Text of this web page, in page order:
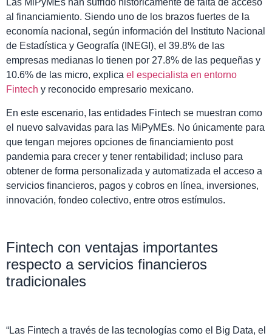
Las MiPyMEs han sufrido históricamente de falta de acceso
al financiamiento. Siendo uno de los brazos fuertes de la
economía nacional, según información del Instituto Nacional
de Estadística y Geografía (INEGI), el 39.8% de las
empresas medianas lo tienen por 27.8% de las pequeñas y
10.6% de las micro, explica el especialista en entorno
Fintech y reconocido empresario mexicano.
En este escenario, las entidades Fintech se muestran como
el nuevo salvavidas para las MiPyMEs. No únicamente para
que tengan mejores opciones de financiamiento post
pandemia para crecer y tener rentabilidad; incluso para
obtener de forma personalizada y automatizada el acceso a
servicios financieros, pagos y cobros en línea, inversiones,
innovación, fondeo colectivo, entre otros estímulos.
Fintech con ventajas importantes
respecto a servicios financieros
tradicionales
“Las Fintech a través de las tecnologías como el Big Data, el